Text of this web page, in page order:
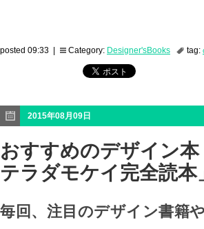
posted 09:33 | Category: Designer'sBooks tag:
2015年08月09日
おすすめのデザイン
テラダモケイ完全読本
毎回、注目のデザイン書籍